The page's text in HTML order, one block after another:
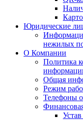
Юридические
нежилых
О Компании
Политика
Общая
Режим
Телефоны